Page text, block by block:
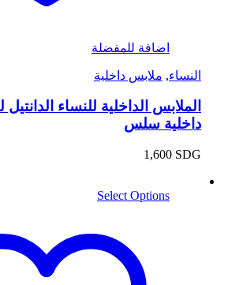
اضافة للمفضلة
النساء, ملابس داخلية
الملابس الداخلية للنساء
داخلية سلس
1,600 SDG
Select Options